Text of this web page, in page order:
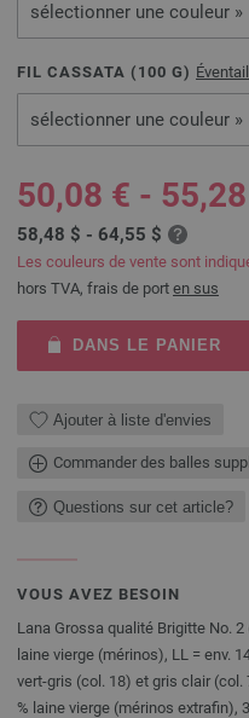
sélectionner une couleur »
FIL CASSATA ( 100 G)
sélectionner une couleur »
50,08 € -
58,48 $ - 64,55 $
Les couleurs de vente sont
hors TVA, frais de port en sus
DANS LE PANIER
Ajouter à liste d'envies
Commander des balles
Questions sur cet article?
VOUS AVEZ BESOIN
Lana Grossa qualité Brigitte No. 2
laine vierge (mérinos), LL = env.
vert-gris (col. 18) et gris clair
% laine vierge (mérinos extrafin),